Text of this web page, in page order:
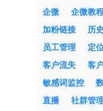
企微
企微教
加粉链接
历
员工管理
定
客户流失
客
敏感词监控
直播
社群管